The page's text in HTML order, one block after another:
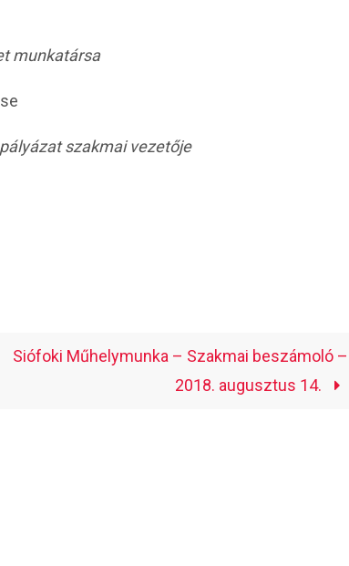
munkatársa
szakmai vezetője
Siófoki Műhelymunka – Szakmai beszámoló –
2018. augusztus 14.